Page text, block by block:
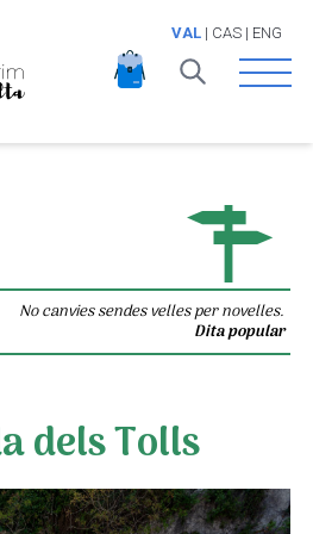
VAL| CAS| ENG
Open
No canvies sendes velles per novelles.
Dita popular
dels Tolls